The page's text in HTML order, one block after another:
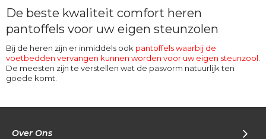
De beste kwaliteit comfort heren
pantoffels voor uw eigen steunzolen
Bij de heren zijn er inmiddels ook pantoffels waarbij de
voetbedden vervangen kunnen worden voor uw eigen steunzool.
De meesten zijn te verstellen wat de pasvorm natuurlijk ten
goede komt.
Over Ons